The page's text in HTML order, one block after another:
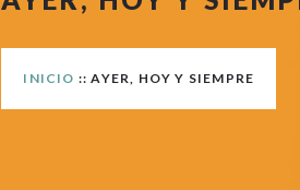
INICIO :: AYER, HOY Y SIEMPRE